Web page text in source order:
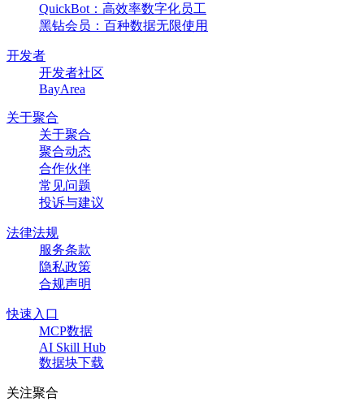
QuickBot：高效率数字化员工
黑钻会员：百种数据无限使用
开发者
开发者社区
BayArea
关于聚合
关于聚合
聚合动态
合作伙伴
常见问题
投诉与建议
法律法规
服务条款
隐私政策
合规声明
快速入口
MCP数据
AI Skill Hub
数据块下载
关注聚合